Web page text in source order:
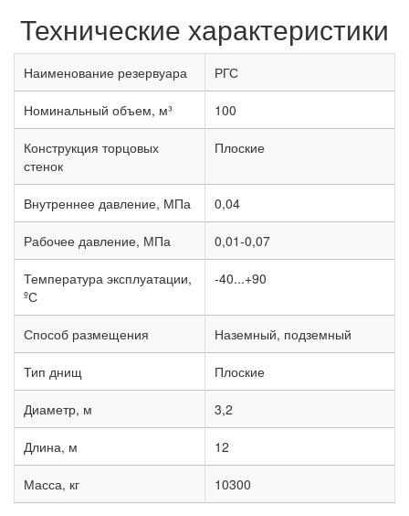
Технические характеристики
Наименование резервуара РГС
Номинальный объем, м³ 100
Конструкция торцовых
стенок
Плоские
Внутреннее давление, МПа 0,04
Рабочее давление, МПа 0,01-0,07
Температура эксплуатации,
ºС
-40...+90
Способ размещения Наземный, подземный
Тип днищ Плоские
Диаметр, м 3,2
Длина, м 12
Масса, кг 10300